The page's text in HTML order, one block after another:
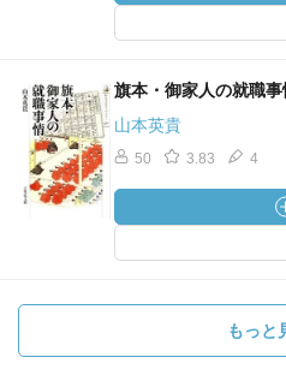
旗本・御家人の就職
山本英貴
50 3.83 4
もっと